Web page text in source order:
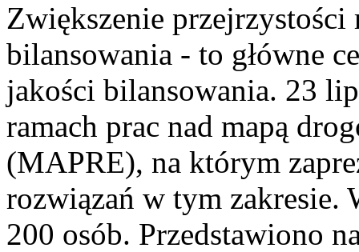
Zwiększenie
bilansowania - to główne
jakości bilansowania. 23
ramach prac nad mapą
(MAPRE), na którym
rozwiązań w tym zakresie.
200 osób. Przedstawiono